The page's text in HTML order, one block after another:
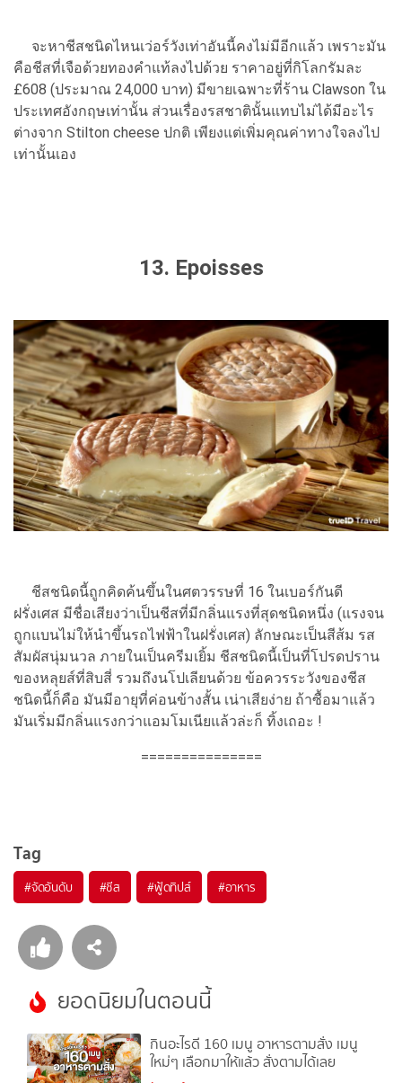
จะหาชีสชนิดไหนเว่อร์วังเท่าอันนี้คงไม่มีอีกแล้ว เพราะมัน
คือชีสที่เจือด้วยทองคำแท้ลงไปด้วย ราคาอยู่ที่กิโลกรัมละ
£608 (ประมาณ 24,000 บาท) มีขายเฉพาะที่ร้าน Clawson ใน
ประเทศอังกฤษเท่านั้น ส่วนเรื่องรสชาตินั้นแทบไม่ได้มีอะไร
ต่างจาก Stilton cheese ปกติ เพียงแต่เพิ่มคุณค่าทางใจลงไป
เท่านั้นเอง
13. Epoisses
ชีสชนิดนี้ถูกคิดค้นขึ้นในศตวรรษที่ 16 ในเบอร์กันดี
ฝรั่งเศส มีชื่อเสียงว่าเป็นชีสที่มีกลิ่นแรงที่สุดชนิดหนึ่ง (แรงจน
ถูกแบนไม่ให้นำขึ้นรถไฟฟ้าในฝรั่งเศส) ลักษณะเป็นสีส้ม รส
สัมผัสนุ่มนวล ภายในเป็นครีมเยิ้ม ชีสชนิดนี้เป็นที่โปรดปราน
ของหลุยส์ที่สิบสี่ รวมถึงนโปเลียนด้วย ข้อควรระวังของชีส
ชนิดนี้ก็คือ มันมีอายุที่ค่อนข้างสั้น เน่าเสียง่าย ถ้าซื้อมาแล้ว
มันเริ่มมีกลิ่นแรงกว่าแอมโมเนียแล้วล่ะก็ ทิ้งเถอะ !
===============
Tag
#จัดอันดับ #ชีส #ฟู้ดทิปส์ #อาหาร
ยอดนิยมในตอนนี้
กินอะไรดี 160 เมนู อาหารตามสั่ง เมนู
ใหม่ๆ เลือกมาให้แล้ว สั่งตามได้เลย